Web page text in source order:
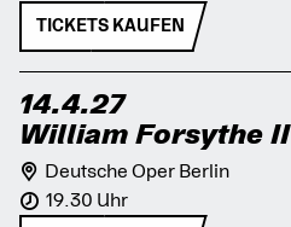
TICKETS KAUFEN
14.4.27
William Forsythe II
Deutsche Oper Berlin
19.30 Uhr